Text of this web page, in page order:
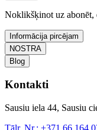
Noklikšķinot uz abonēt,
Informācija pircējam
NOSTRA
Blog
Kontakti
Sausiu iela 44, Sausiu